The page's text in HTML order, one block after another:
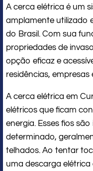
A cerca elétrica é um
amplamente utilizado
do Brasil. Com sua
propriedades de
opção eficaz e
residências, empresas
A cerca elétrica em
elétricos que ficam
energia. Esses fios
determinado,
telhados. Ao tentar
uma descarga